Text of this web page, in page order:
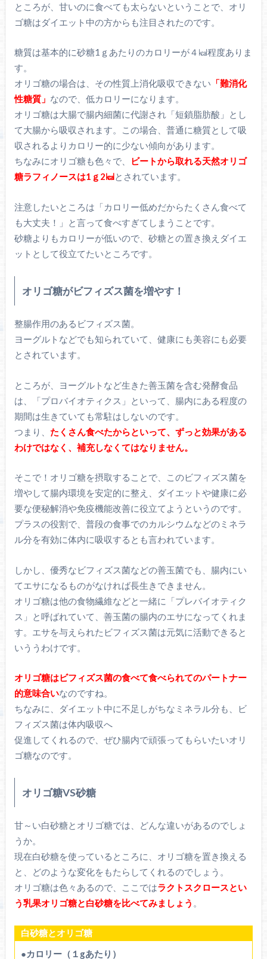
ところが、甘いのに食べても太らないということで、オリ
ゴ糖はダイエット中の方からも注目されたのです。
糖質は基本的に砂糖1ｇあたりのカロリーが４㎉程度ありま
す。
オリゴ糖の場合は、その性質上消化吸収できない 「難消化
性糖質」 なので、低カロリーになります。
オリゴ糖は大腸で腸内細菌に代謝され「短鎖脂肪酸」とし
て大腸から吸収されます。この場合、普通に糖質として吸
収されるよりカロリー的に少ない傾向があります。
ちなみにオリゴ糖も色々で、
ビートから取れる天然オリゴ
糖ラフィノースは1ｇ2㎉とされています。
注意したいところは「カロリー低めだからたくさん食べて
も大丈夫！」と言って食べすぎてしまうことです。
砂糖よりもカロリーが低いので、砂糖との置き換えダイエ
ットとして役立てたいところです。
オリゴ糖がビフィズス菌を増やす！
整腸作用のあるビフィズス菌。
ヨーグルトなどでも知られていて、健康にも美容にも必要
とされています。
ところが、ヨーグルトなど生きた善玉菌を含む発酵食品
は、「プロバイオティクス」といって、腸内にある程度の
期間は生きていても常駐はしないのです。
つまり、 たくさん食べたからといって、ずっと効果がある
わけではなく、補充しなくてはなりません。
そこで！オリゴ糖を摂取することで、このビフィズス菌を
増やして腸内環境を安定的に整え、ダイエットや健康に必
要な便秘解消や免疫機能改善に役立てようというのです。
プラスの役割で、普段の食事でのカルシウムなどのミネラ
ル分を有効に体内に吸収するとも言われています。
しかし、優秀なビフィズス菌などの善玉菌でも、腸内にい
てエサになるものがなければ長生きできません。
オリゴ糖は他の食物繊維などと一緒に「プレバイオティク
ス」と呼ばれていて、善玉菌の腸内のエサになってくれま
す。エサを与えられたビフィズス菌は元気に活動できると
いううわけです。
オリゴ糖はビフィズス菌の食べて食べられてのパートナー
的意味合いなのですね。
ちなみに、ダイエット中に不足しがちなミネラル分も、ビ
フィズス菌は体内吸収へ
促進してくれるので、ぜひ腸内で頑張ってもらいたいオリ
ゴ糖なのです。
オリゴ糖VS砂糖
甘～い白砂糖とオリゴ糖では、どんな違いがあるのでしょ
うか。
現在白砂糖を使っているところに、オリゴ糖を置き換える
と、どのような変化をもたらしてくれるのでしょう。
オリゴ糖は色々あるので、ここではラクトスクロースとい
う乳果オリゴ糖と白砂糖を比べてみましょう 。
白砂糖とオリゴ糖
●カロリー（１gあたり）